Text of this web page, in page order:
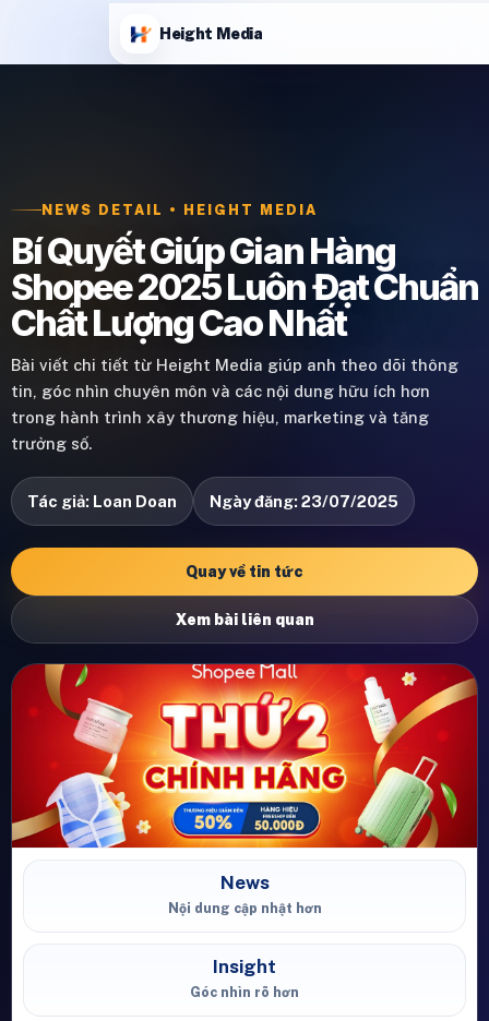
Height Media
NEWS DETAIL • HEIGHT MEDIA
Bí Quyết Giúp Gian Hàng
Shopee 2025 Luôn Đạt Chuẩn
Chất Lượng Cao Nhất
Bài viết chi tiết từ Height Media giúp anh theo dõi thông
tin, góc nhìn chuyên môn và các nội dung hữu ích hơn
trong hành trình xây thương hiệu, marketing và tăng
trưởng số.
Tác giả: Loan Doan Ngày đăng: 23/07/2025
Quay về tin tức
Xem bài liên quan
News
Nội dung cập nhật hơn
Insight
Góc nhìn rõ hơn